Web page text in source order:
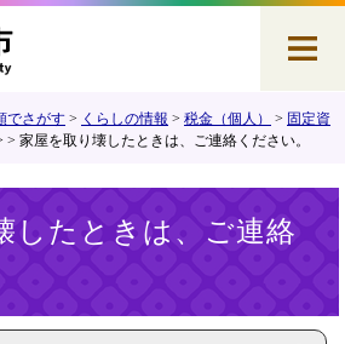
でさがす > くらしの情報 > 税金（個人） > 固定資
> 家屋を取り壊したときは、ご連絡ください。
したときは、ご連絡